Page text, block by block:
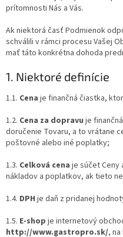
prítomnosti Nás a Vás.
Ak niektorá časť Podmienok
schválili v rámci procesu Vašej
mať táto konkrétna dohoda
1. Niektoré definície
1.1. Cena je finančná čiastka,
1.2. Cena za dopravu je
doručenie Tovaru, a to vrátane
poštovné alebo iné poplatky;
1.3. Celková cena je súčet Ceny
nákladov a poplatkov, ak tieto
1.4. DPH je daň z pridanej
1.5. E-shop je internetový
http://www.gastropro.sk/,